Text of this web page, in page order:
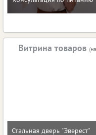
Витрина товаров
Стальная дверь "Эверест"